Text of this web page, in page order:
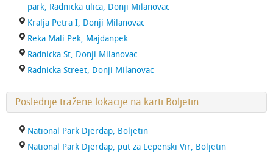
park, Radnicka ulica, Donji Milanovac
Kralja Petra I, Donji Milanovac
Reka Mali Pek, Majdanpek
Radnicka St, Donji Milanovac
Radnicka Street, Donji Milanovac
Poslednje tražene lokacije na karti Boljetin
National Park Djerdap, Boljetin
National Park Djerdap, put za Lepenski Vir, Boljetin